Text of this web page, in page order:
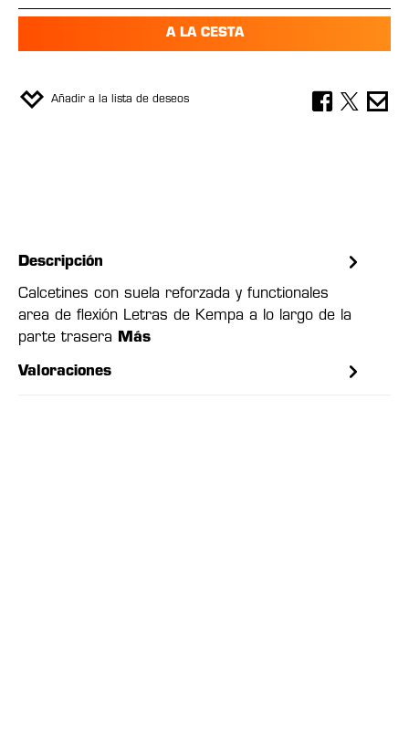
A LA CESTA
Añadir a la lista de deseos
Descripción
Calcetines con suela reforzada y functionales
area de flexión Letras de Kempa a lo largo de la
parte trasera
Más
Valoraciones